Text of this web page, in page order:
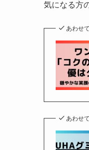
気になる方
あわせ
あわせ